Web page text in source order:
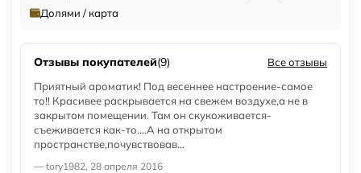
Долями / карта
Отзывы покупателей(9)
Все отзывы
Приятный ароматик! Под весеннее настроение-самое
то!! Красивее раскрывается на свежем воздухе,а не в
закрытом помещении. Там он скукоживается-
съеживается как-то....А на открытом
пространстве,почувствовав...
— tory1982, 28 апреля 2016